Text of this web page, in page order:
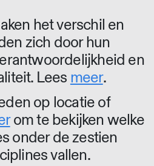
het verschil en
zich door hun
en
Lees meer.
op locatie of
om te bekijken welke
onder de zestien
vallen.